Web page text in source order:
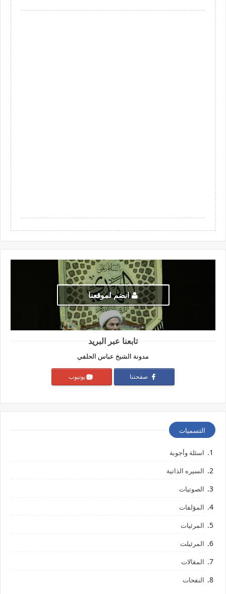
انضم لموقعنا
تابعنا عبر البريد
مدونة الشيخ عباس الحلفي
صفحتنا يوتيوب
التسميات
اسئلة وأجوبة
السيره الذاتية
الصوتيات
المؤلفات
المرئيات
المرئيلت
المقالات
النفحات